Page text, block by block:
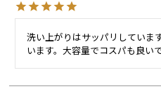
洗い上がりはサッパリしていま
います。大容量でコスパも良いで